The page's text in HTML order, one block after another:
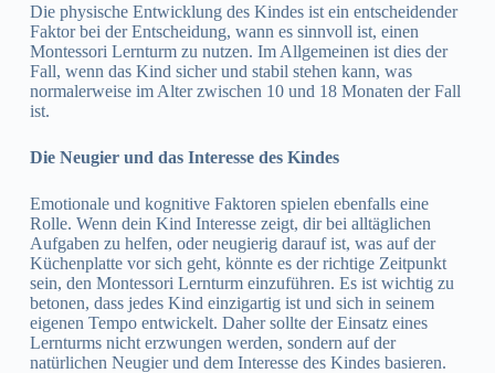
Die physische Entwicklung des Kindes ist ein entscheidender
Faktor bei der Entscheidung, wann es sinnvoll ist, einen
Montessori Lernturm zu nutzen. Im Allgemeinen ist dies der
Fall, wenn das Kind sicher und stabil stehen kann, was
normalerweise im Alter zwischen 10 und 18 Monaten der Fall
ist.
Die Neugier und das Interesse des Kindes
Emotionale und kognitive Faktoren spielen ebenfalls eine
Rolle. Wenn dein Kind Interesse zeigt, dir bei alltäglichen
Aufgaben zu helfen, oder neugierig darauf ist, was auf der
Küchenplatte vor sich geht, könnte es der richtige Zeitpunkt
sein, den Montessori Lernturm einzuführen. Es ist wichtig zu
betonen, dass jedes Kind einzigartig ist und sich in seinem
eigenen Tempo entwickelt. Daher sollte der Einsatz eines
Lernturms nicht erzwungen werden, sondern auf der
natürlichen Neugier und dem Interesse des Kindes basieren.